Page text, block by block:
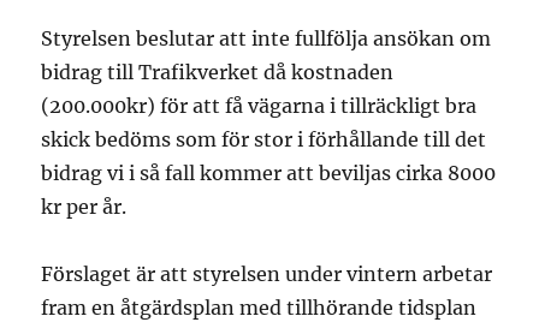
Styrelsen beslutar att inte fullfölja ansökan om
bidrag till Trafikverket då kostnaden
(200.000kr) för att få vägarna i tillräckligt bra
skick bedöms som för stor i förhållande till det
bidrag vi i så fall kommer att beviljas cirka 8000
kr per år.
Förslaget är att styrelsen under vintern arbetar
fram en åtgärdsplan med tillhörande tidsplan